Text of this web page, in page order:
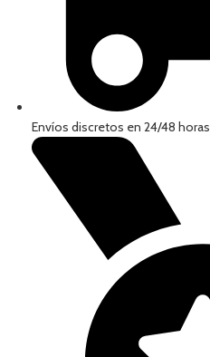
Envíos discretos en 24/48 horas